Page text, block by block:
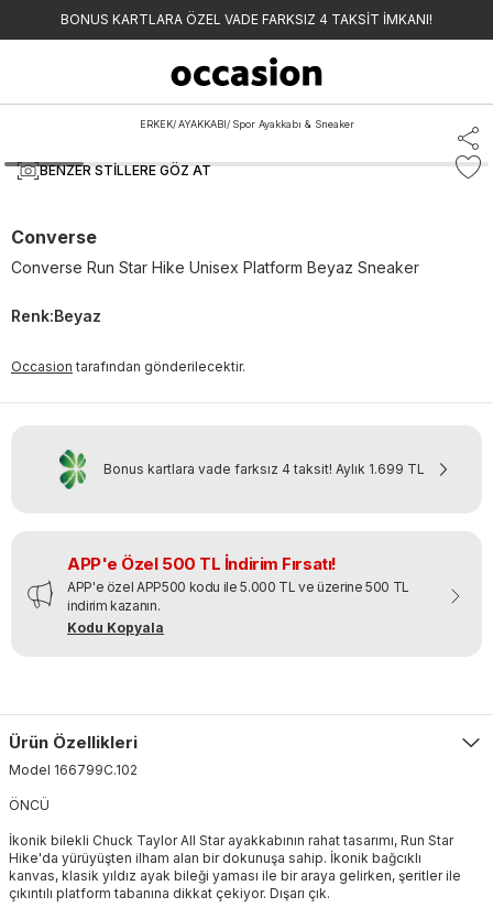
BONUS KARTLARA ÖZEL VADE FARKSIZ 4 TAKSİT İMKANI!
ERKEK/ AYAKKABI/ Spor Ayakkabı & Sneaker
BENZER STILLERE GÖZ AT
Converse
Converse Run Star Hike Unisex Platform Beyaz Sneaker
Renk:Beyaz
Occasion tarafından gönderilecektir.
Bonus kartlara vade farksız 4 taksit! Aylık 1.699 TL
APP'e Özel 500 TL İndirim Fırsatı!
APP'e özel APP500 kodu ile 5.000 TL ve üzerine 500 TL
indirim kazanın.
Kodu Kopyala
Ürün Özellikleri
Model 166799C.102
ÖNCÜ
İkonik bilekli Chuck Taylor All Star ayakkabının rahat tasarımı, Run Star
Hike'da yürüyüşten ilham alan bir dokunuşa sahip. İkonik bağcıklı
kanvas, klasik yıldız ayak bileği yaması ile bir araya gelirken, şeritler ile
çıkıntılı platform tabanına dikkat çekiyor. Dışarı çık.